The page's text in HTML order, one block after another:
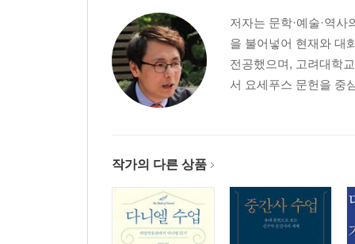
저자는 문학·예술·역
을 불어넣어 현재와 대
전공했으며, 고려대학
서 요세푸스 문헌을 중
작가의 다른 상품